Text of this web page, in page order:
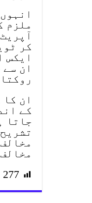
ملزم
کر
ایکس
ان
ان
کے
جاتا
277